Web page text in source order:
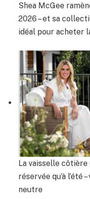
Shea McGee
2026 – et sa
idéal pour acheter
La vaisselle côtière
réservée qu’à l’été
neutre